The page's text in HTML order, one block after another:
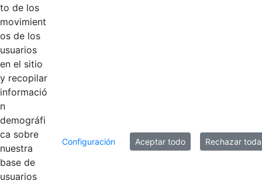
to de los
movimient
os de los
usuarios
en el sitio
y recopilar
informació
n
demográfi
ca sobre
nuestra
base de
usuarios
Configuración Aceptar todo Rechazar